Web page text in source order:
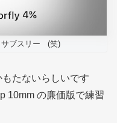
ブスリー (笑)
たないらしいです
10mm の廉価版で練習